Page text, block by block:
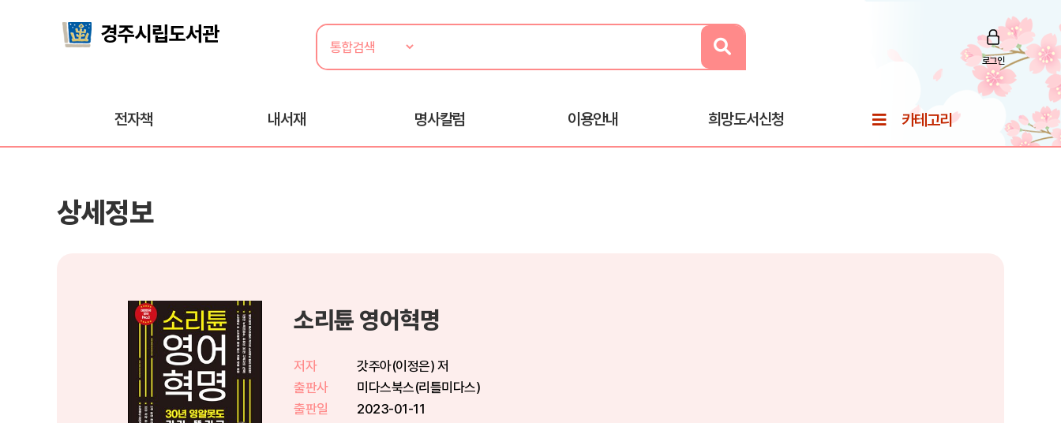
로그인
전자책 내서재 명사칼럼 이용안내 희망도서신청 카테고리
상세정보
소리튠 영어혁명
저자
갓주아(이정은) 저
출판사
미다스북스(리틀미다스)
출판일
2023-01-11